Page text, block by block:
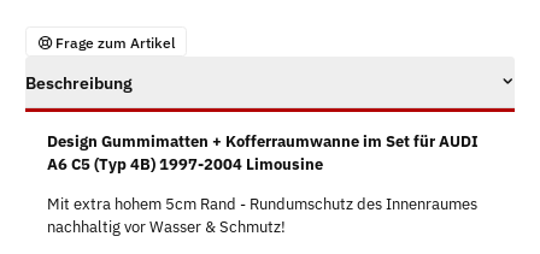
Frage zum Artikel
Beschreibung
Design Gummimatten + Kofferraumwanne im Set für AUDI
A6 C5 (Typ 4B) 1997-2004 Limousine
Mit extra hohem 5cm Rand - Rundumschutz des Innenraumes
nachhaltig vor Wasser & Schmutz!